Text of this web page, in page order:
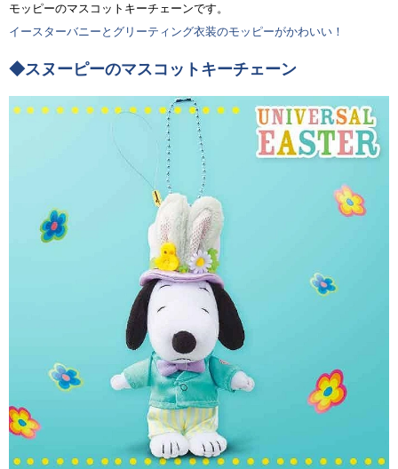
モッピーのマスコットキーチェーンです。
イースターバニーとグリーティング衣装のモッピーがかわいい！
◆スヌーピーのマスコットキーチェーン